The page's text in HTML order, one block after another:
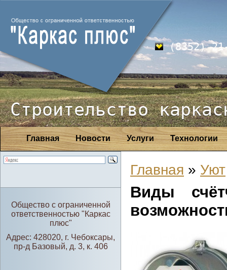
(8352)
Строительство
Технологии
Услуги
Новости
Главная
Общество с ограниченной
ответственностью "Каркас
плюс"
Адрес: 428020, г. Чебоксары,
пр-д Базовый, д. 3, к. 406
Главная » Уют
Виды